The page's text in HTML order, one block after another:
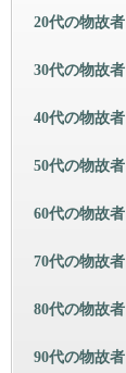
20代の物故者
30代の物故者
40代の物故者
50代の物故者
60代の物故者
70代の物故者
80代の物故者
90代の物故者